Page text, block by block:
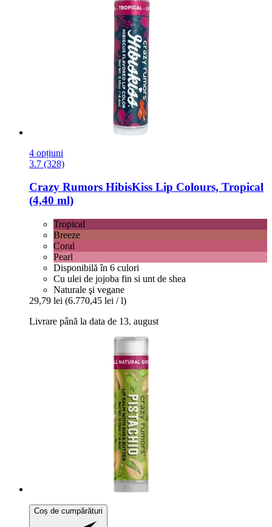
4 opțiuni
3.7 (328)
Crazy Rumors HibisKiss Lip Colours, Tropical
(4,40 ml)
Tropical
Breeze
Coral
Pearl
Disponibilă în 6 culori
Cu ulei de jojoba fin si unt de shea
Naturale şi vegane
29,79 lei (6.770,45 lei / l)
Livrare până la data de 13. august
Coș de cumpărături